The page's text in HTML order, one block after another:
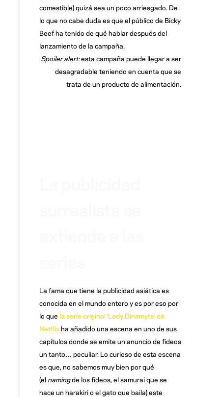
comestible) quizá sea un poco arriesgado. De
lo que no cabe duda es que el público de Bicky
Beef ha tenido de qué hablar después del
lanzamiento de la campaña.
Spoiler alert:esta campaña puede llegar a ser
desagradable teniendo en cuenta que se
trata de un producto de alimentación.
La fama que tiene la publicidad asiática es
conocida en el mundo entero y es por eso por
lo que la serie original ‘Lady Dinamyte’ de
Netflixha añadido una escena en uno de sus
capítulos donde se emite un anuncio de fideos
un tanto… peculiar. Lo curioso de esta escena
es que, no sabemos muy bien por qué
(el namingde los fideos, el samurai que se
hace un harakiri o el gato que baila) este